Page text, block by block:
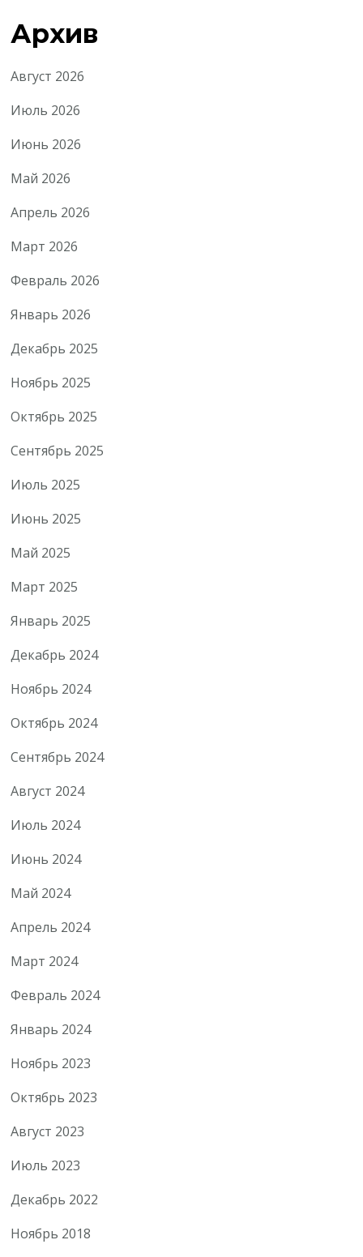
Архив
Август 2026
Июль 2026
Июнь 2026
Май 2026
Апрель 2026
Март 2026
Февраль 2026
Январь 2026
Декабрь 2025
Ноябрь 2025
Октябрь 2025
Сентябрь 2025
Июль 2025
Июнь 2025
Май 2025
Март 2025
Январь 2025
Декабрь 2024
Ноябрь 2024
Октябрь 2024
Сентябрь 2024
Август 2024
Июль 2024
Июнь 2024
Май 2024
Апрель 2024
Март 2024
Февраль 2024
Январь 2024
Ноябрь 2023
Октябрь 2023
Август 2023
Июль 2023
Декабрь 2022
Ноябрь 2018